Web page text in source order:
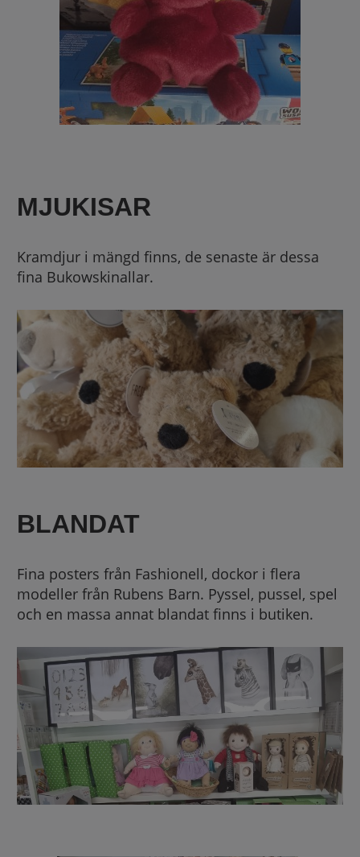
MJUKISAR
Kramdjur i mängd finns, de senaste är dessa
fina Bukowskinallar.
BLANDAT
Fina posters från Fashionell, dockor i flera
modeller från Rubens Barn. Pyssel, pussel, spel
och en massa annat blandat finns i butiken.